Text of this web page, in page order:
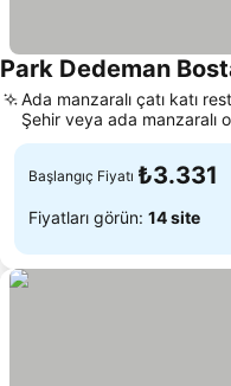
Park Dedeman
Ada manzaralı çatı katı
Şehir veya ada manzaralı
Başlangıç Fiyatı ₺3.331
Fiyatları görün: 14 site